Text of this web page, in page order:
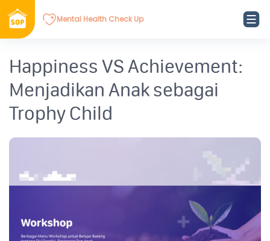
Mental Health Check Up
Happiness VS Achievement:
Menjadikan Anak sebagai
Trophy Child